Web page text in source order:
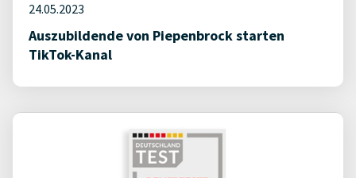
24.05.2023
Auszubildende von Piepenbrock starten
TikTok-Kanal